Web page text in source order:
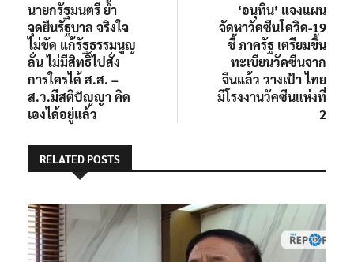
นายกรัฐมนตรี ย้ำ
จุดยืนรัฐบาล จริงใจ
ไม่ขัด แก้รัฐธรรมนูญ
ลั่น ไม่มีสิทธิ์ไปสั่ง
การใครได้ ส.ส. –
ส.ว.มีสติปัญญา คิด
เองได้อยู่แล้ว
‘อนุทิน’ แจงแผน
จัดหาวัคซีนโควิด-19
ชี้ ภาครัฐ เตรียมขึ้น
ทะเบียนวัคซีนจาก
จีนแล้ว วางเป้า ไทย
มีโรงงานวัคซีนแห่งที่
2
RELATED POSTS